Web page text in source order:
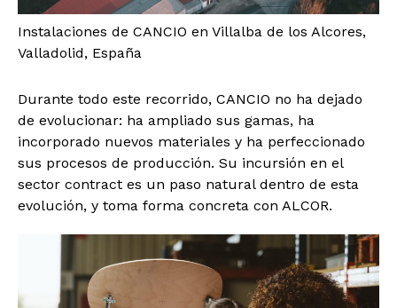
Instalaciones de CANCIO en Villalba de los Alcores,
Valladolid, España
Durante todo este recorrido, CANCIO no ha dejado
de evolucionar: ha ampliado sus gamas, ha
incorporado nuevos materiales y ha perfeccionado
sus procesos de producción. Su incursión en el
sector contract es un paso natural dentro de esta
evolución, y toma forma concreta con ALCOR.